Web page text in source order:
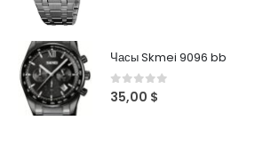
Часы Skmei 9096 bb
0out of 5
35,00 $